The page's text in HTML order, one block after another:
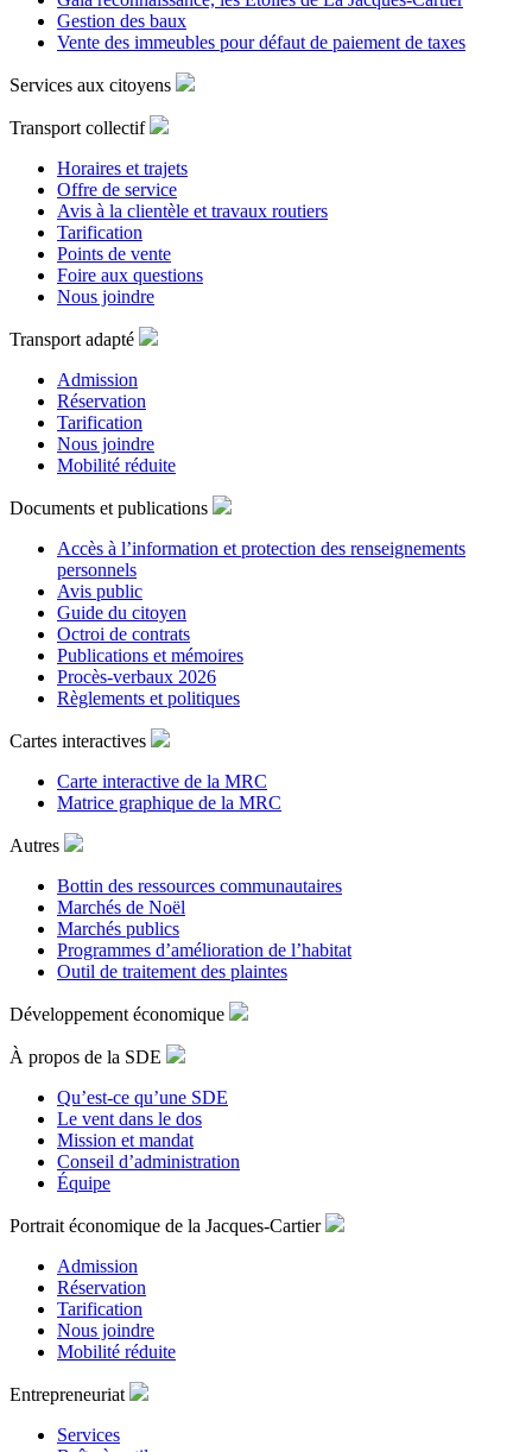
Gestion des baux
Vente des immeubles pour défaut de paiement de taxes
Services aux citoyens
Transport collectif
Horaires et trajets
Offre de service
Avis à la clientèle et travaux routiers
Tarification
Points de vente
Foire aux questions
Nous joindre
Transport adapté
Admission
Réservation
Tarification
Nous joindre
Mobilité réduite
Documents et publications
Accès à l’information et protection des renseignements
personnels
Avis public
Guide du citoyen
Octroi de contrats
Publications et mémoires
Procès-verbaux 2026
Règlements et politiques
Cartes interactives
Carte interactive de la MRC
Matrice graphique de la MRC
Autres
Bottin des ressources communautaires
Marchés de Noël
Marchés publics
Programmes d’amélioration de l’habitat
Outil de traitement des plaintes
Développement économique
À propos de la SDE
Qu’est-ce qu’une SDE
Le vent dans le dos
Mission et mandat
Conseil d’administration
Équipe
Portrait économique de la Jacques-Cartier
Admission
Réservation
Tarification
Nous joindre
Mobilité réduite
Entrepreneuriat
Services